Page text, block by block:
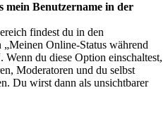
mein Benutzername in der
findest du in den
Online-Status während
Wenn du diese Option einschaltest,
Moderatoren und du selbst
Du wirst dann als unsichtbarer